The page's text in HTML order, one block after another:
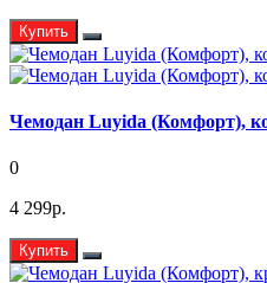
Купить
Чемодан Luyida (Комфорт),
0
4 299р.
Купить